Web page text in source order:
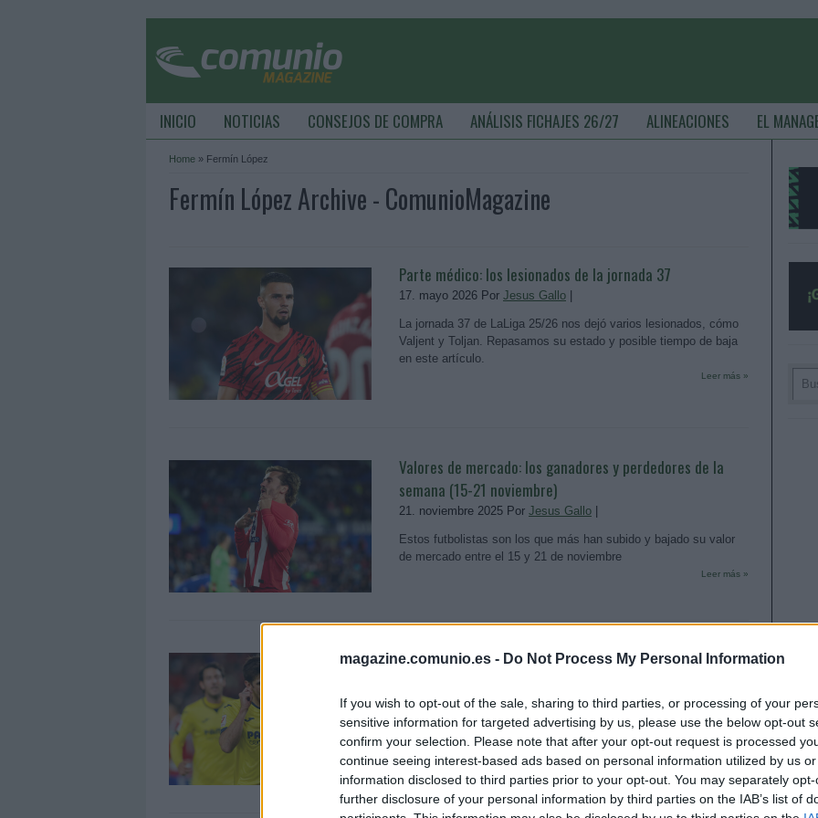
magazine.comunio.es - Do Not Process My Personal Information
If you wish to opt-out of the sale, sharing to third parties, or processing of your
sensitive information for targeted advertising by us, please use the below opt-out
confirm your selection. Please note that after your opt-out request is processed
continue seeing interest-based ads based on personal information utilized by us
information disclosed to third parties prior to your opt-out. You may separately
further disclosure of your personal information by third parties on the IAB’s list of
INICIO NOTICIAS CONSEJOS DE COMPRA ANÁLISIS FICHAJES 26/27 ALINEACIONES EL
Home » Fermín López
Fermín López Archive - ComunioMagazine
Parte médico: los lesionados de la jornada 37
17. mayo 2026 Por Jesus Gallo
La jornada 37 de LaLiga 25/26 nos dejó varios lesionados, cómo
Valjent y Toljan. Repasamos su estado y posible tiempo de baja
en este artículo.
Leer más »
Valores de mercado: los ganadores y perdedores de la
semana (15-21 noviembre)
21. noviembre 2025 Por Jesus Gallo
Estos futbolistas son los que más han subido y bajado su valor
de mercado entre el 15 y 21 de noviembre
Leer más »
Valores de mercado: los ganadores y perdedores de la
7. noviembre 2025 PorJesus Gallo|
Estos futbolistas son los que más han subido y bajado su valor
de mercado entre el 1 y 7 de noviembre
Leer más »